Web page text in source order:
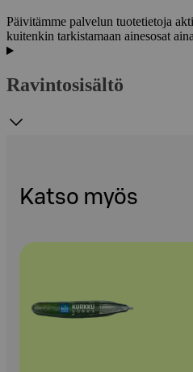
Päivitämme palvelun tuotetietoja
kuitenkin tarkistamaan ainesosat
Ravintosisältö
Katso myös